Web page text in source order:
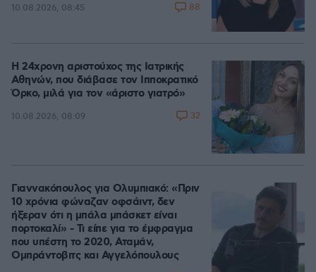
10.08.2026, 08:45 88
Η 24χρονη αριστούχος της Ιατρικής
Αθηνών, που διάβασε τον Ιπποκρατικό
Όρκο, μιλά για τον «άριστο γιατρό»
10.08.2026, 08:09 32
Γιαννακόπουλος για Ολυμπιακό: «Πριν
10 χρόνια φώναζαν οφσάιντ, δεν
ήξεραν ότι η μπάλα μπάσκετ είναι
πορτοκαλί» - Τι είπε για το έμφραγμα
που υπέστη το 2020, Αταμάν,
Ομπράντοβιτς και Αγγελόπουλους